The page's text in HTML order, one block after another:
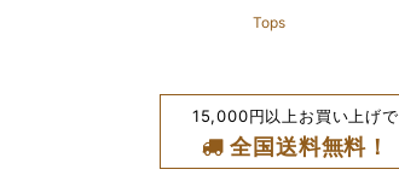
Tops
15,000円以上お買い上げで
全国送料無料！